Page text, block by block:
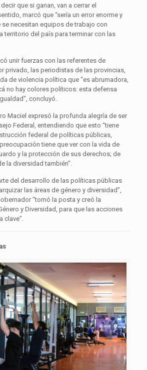
que si ganan, van a cerrar el
marcó que “sería un error enorme y
necesitan equipos de trabajo con
territorio del país para terminar con las
unir fuerzas con las referentes de
privado, las periodistas de las provincias,
de violencia política que “es abrumadora,
no hay colores políticos: esta defensa
concluyó.
Maciel expresó la profunda alegría de ser
Federal, entendiendo que esto “tiene
federal de políticas públicas,
tiene que ver con la vida de
y la protección de sus derechos; de
la diversidad también”.
del desarrollo de las políticas públicas
las áreas de género y diversidad”,
“tomó la posta y creó la
y Diversidad, para que las acciones
clave”.